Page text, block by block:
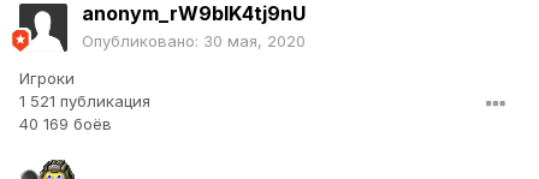
anonym_rW9bIK4tj9nU
Опубликовано: 30 мая, 2020
Игроки
1 521 публикация
40 169 боёв